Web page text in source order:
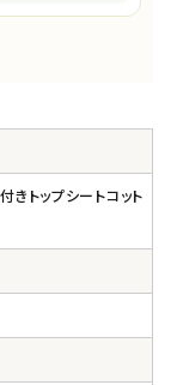
トップシートコット